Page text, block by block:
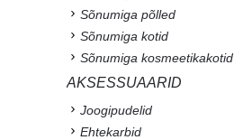
Sõnumiga põlled
Sõnumiga kotid
Sõnumiga kosmeetikakotid
AKSESSUAARID
Joogipudelid
Ehtekarbid